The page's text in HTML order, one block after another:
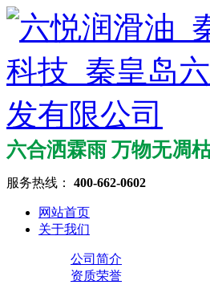
六合洒霖雨 万物无凋
服务热线： 400-662-0602
网站首页
关于我们
公司简介
资质荣誉